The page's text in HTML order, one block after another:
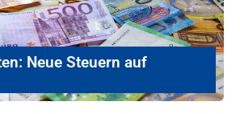
Neue Steuern auf